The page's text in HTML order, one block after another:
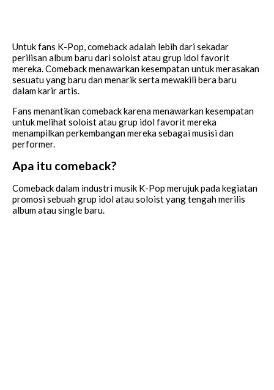
Untuk fans K-Pop, comeback adalah lebih dari sekadar
perilisan album baru dari soloist atau grup idol favorit
mereka. Comeback menawarkan kesempatan untuk merasakan
sesuatu yang baru dan menarik serta mewakili bera baru
dalam karir artis.
Fans menantikan comeback karena menawarkan kesempatan
untuk melihat soloist atau grup idol favorit mereka
menampilkan perkembangan mereka sebagai musisi dan
performer.
Apa itu comeback?
Comeback dalam industri musik K-Pop merujuk pada kegiatan
promosi sebuah grup idol atau soloist yang tengah merilis
album atau single baru.